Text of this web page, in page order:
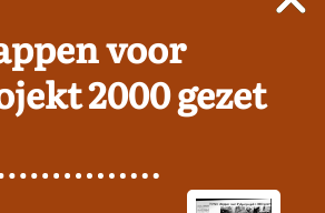
voor
2000 gezet